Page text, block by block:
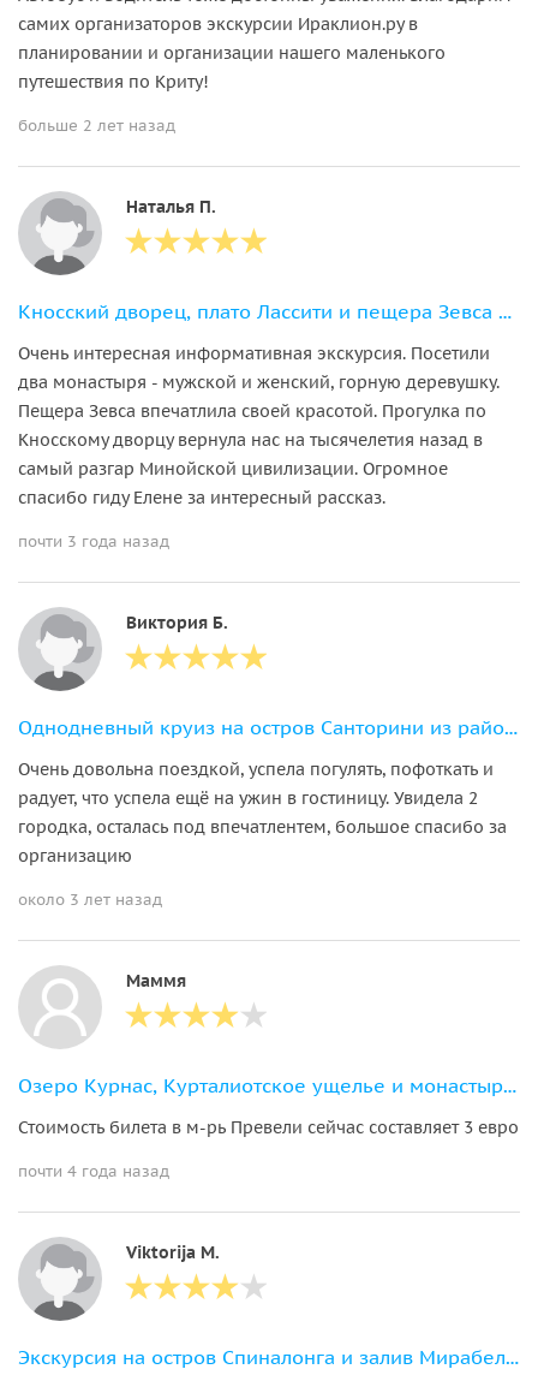
самих организаторов экскурсии Ираклион.ру в
планировании и организации нашего маленького
путешествия по Криту!
больше 2 лет назад
Наталья П.
Кносский дворец, плато Лассити и пещера Зевса из района Ираклион
Очень интересная информативная экскурсия. Посетили
два монастыря - мужской и женский, горную деревушку.
Пещера Зевса впечатлила своей красотой. Прогулка по
Кносскому дворцу вернула нас на тысячелетия назад в
самый разгар Минойской цивилизации. Огромное
спасибо гиду Елене за интересный рассказ.
почти 3 года назад
Виктория Б.
Однодневный круиз на остров Санторини из района Ираклион
Очень довольна поездкой, успела погулять, пофоткать и
радует, что успела ещё на ужин в гостиницу. Увидела 2
городка, осталась под впечатлентем, большое спасибо за
организацию
около 3 лет назад
Маммя
Озеро Курнас, Курталиотское ущелье и монастырь Превели из района Ретимно
Стоимость билета в м-рь Превели сейчас составляет 3 евро
почти 4 года назад
Viktorija M.
Экскурсия на остров Спиналонга и залив Мирабелло из области Ираклион